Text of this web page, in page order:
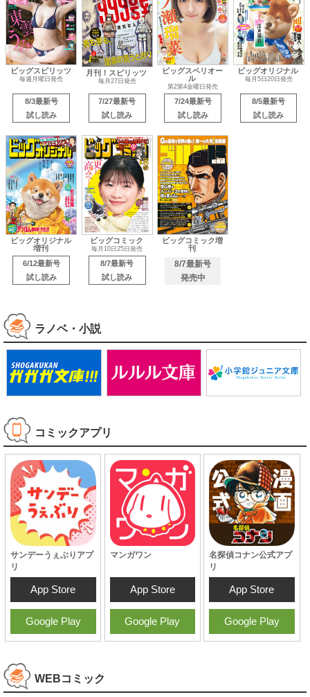
ビッグスピリッツ
毎週月曜日発売
8/3最新号
試し読み
月刊！スピリッツ
毎月27日発売
7/27最新号
試し読み
ビッグスペリオー
ル
第2第4金曜日発売
7/24最新号
試し読み
ビッグオリジナル
毎月5日20日発売
8/5最新号
試し読み
ビッグオリジナル
増刊
6/12最新号
試し読み
ビッグコミック
毎月10日25日発売
8/7最新号
試し読み
ビッグコミック増
刊
8/7最新号
発売中
ラノベ・小説
コミックアプリ
サンデーうぇぶりアプ
リ
App Store
Google Play
マンガワン
App Store
Google Play
名探偵コナン公式アプ
リ
App Store
Google Play
WEBコミック